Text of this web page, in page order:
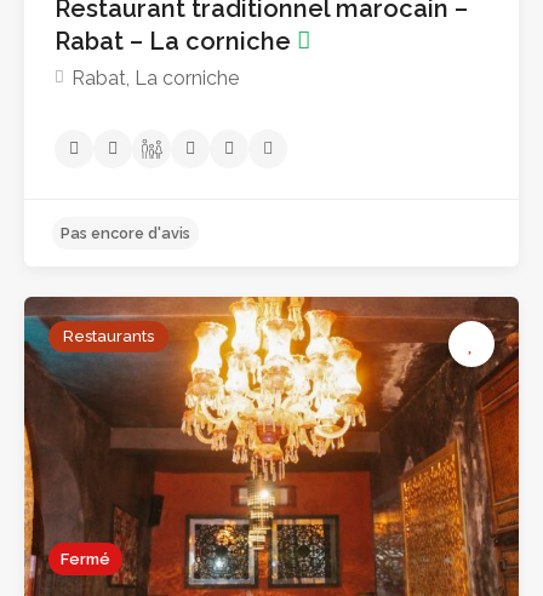
Restaurant traditionnel marocain –
Rabat – La corniche
Rabat, La corniche
Pas encore d'avis
Fermé
Restaurants